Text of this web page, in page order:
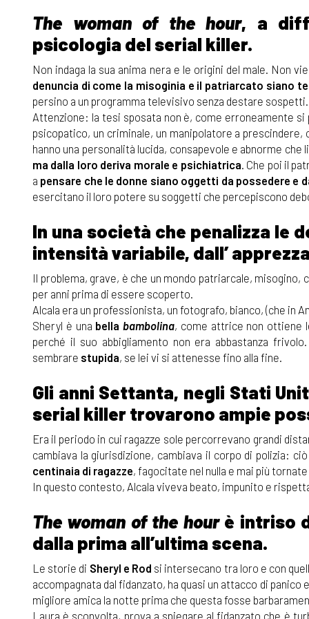
The woman of the hour, a
psicologia del serial killer.
Non indaga la sua anima nera e le origini del male. Non
denuncia di come la misoginia e il patriarcato siano
persino a un programma televisivo senza destare sospetti.
Attenzione: la tesi sposata non è, come erroneamente
psicopatico, un criminale, un manipolatore a
hanno una personalità lucida, consapevole e abnorme
ma dalla loro deriva morale e psichiatrica . Che poi il
a pensare che le donne siano oggetti da possedere e
esercitano il loro potere su soggetti che percepiscono
In una società che penalizza le
intensità variabile, dall’
Il problema, grave, è che un mondo patriarcale,
per anni prima di essere scoperto.
Alcala era un professionista, un fotografo, bianco, (che in
Sheryl è una bella bambolina, come attrice non ottiene
perché il suo abbigliamento non era abbastanza
sembrare stupida, se lei vi si attenesse fino alla fine.
Gli anni Settanta, negli Stati
serial killer trovarono ampie
Era il periodo in cui ragazze sole percorrevano grandi
cambiava la giurisdizione, cambiava il corpo di polizia:
centinaia di ragazze, fagocitate nel nulla e mai più tornate
In questo contesto, Alcala viveva beato, impunito e
The woman of the hourè intriso
dalla prima all’ultima scena.
Le storie di Sheryl e Rod si intersecano tra loro e con
accompagnata dal fidanzato, ha quasi un attacco di panico
migliore amica la notte prima che questa fosse
Laura è sconvolta, prova a spiegare al fidanzato che è